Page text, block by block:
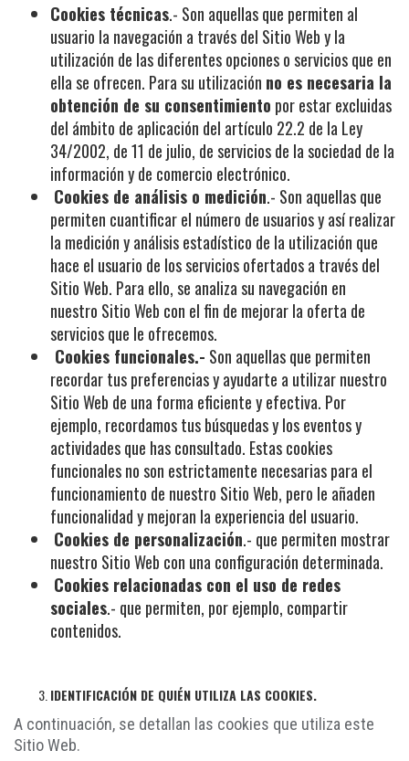
Cookies técnicas.- Son aquellas que permiten al
usuario la navegación a través del Sitio Web y la
utilización de las diferentes opciones o servicios que en
ella se ofrecen. Para su utilización no es necesaria la
obtención de su consentimiento por estar excluidas
del ámbito de aplicación del artículo 22.2 de la Ley
34/2002, de 11 de julio, de servicios de la sociedad de la
información y de comercio electrónico.
Cookies de análisis o medición.- Son aquellas que
permiten cuantificar el número de usuarios y así realizar
la medición y análisis estadístico de la utilización que
hace el usuario de los servicios ofertados a través del
Sitio Web. Para ello, se analiza su navegación en
nuestro Sitio Web con el fin de mejorar la oferta de
servicios que le ofrecemos.
Cookies funcionales.- Son aquellas que permiten
recordar tus preferencias y ayudarte a utilizar nuestro
Sitio Web de una forma eficiente y efectiva. Por
ejemplo, recordamos tus búsquedas y los eventos y
actividades que has consultado. Estas cookies
funcionales no son estrictamente necesarias para el
funcionamiento de nuestro Sitio Web, pero le añaden
funcionalidad y mejoran la experiencia del usuario.
Cookies de personalización.- que permiten mostrar
nuestro Sitio Web con una configuración determinada.
Cookies relacionadas con el uso de redes
sociales.- que permiten, por ejemplo, compartir
contenidos.
IDENTIFICACIÓN DE QUIÉN UTILIZA LAS COOKIES.
A continuación, se detallan las cookies que utiliza este
Sitio Web.